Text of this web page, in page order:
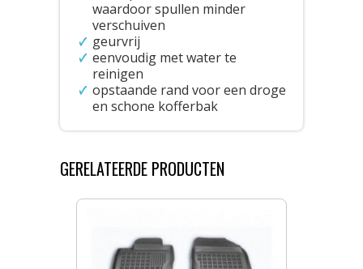
waardoor spullen minder
verschuiven
geurvrij
eenvoudig met water te
reinigen
opstaande rand voor een droge
en schone kofferbak
GERELATEERDE PRODUCTEN